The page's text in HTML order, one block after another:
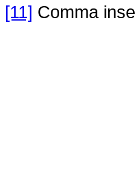
[11] Comma